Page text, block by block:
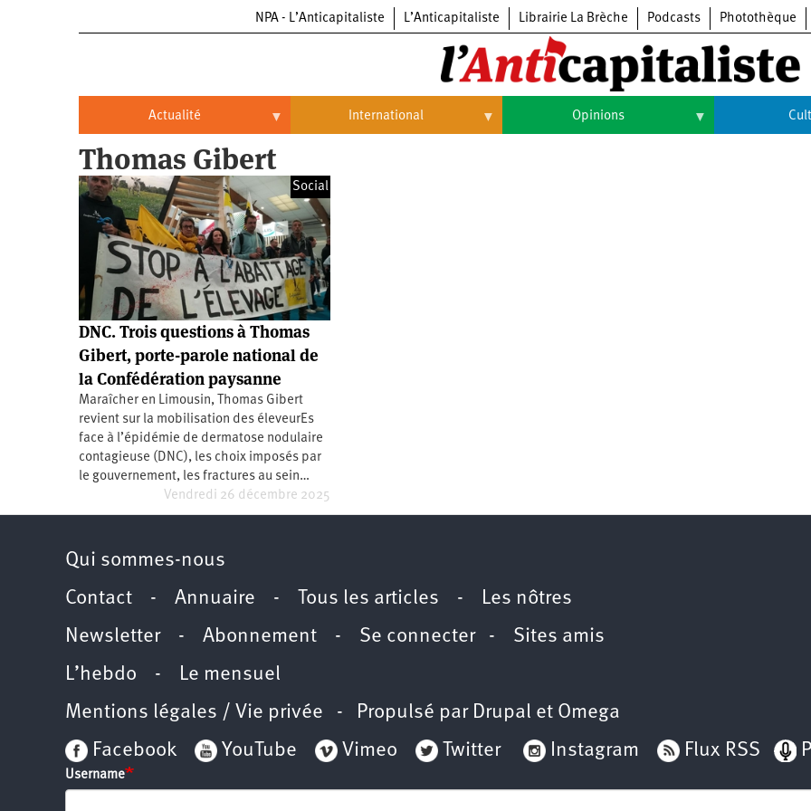
NPA - L’Anticapitaliste L’Anticapitaliste Librairie La Brèche Podcasts Photothèque
Actualité
Actualité
Politique
Entreprises
Entreprises
Automobile
Aéronautique
Commerce
Hôpitaux
SNCF
Oppressions
Oppressions
Antiracisme
Féminisme
LGBTI
Économie
Éducation
Santé
Vidéos
International
Brésil
Chine
États-
Unis
Continents
Amérique
du
Amérique
Asie
Orient
Opinions
Thomas Gibert
Social
DNC. Trois questions à Thomas
Gibert, porte-parole national de
la Confédération paysanne
Maraîcher en Limousin, Thomas Gibert
revient sur la mobilisation des éleveurEs
face à l’épidémie de dermatose nodulaire
contagieuse (DNC), les choix imposés par
le gouvernement, les fractures au sein…
Vendredi 26 décembre 2025
Qui sommes-nous
Contact - Annuaire - Tous les articles - Les nôtres
Newsletter- Abonnement - Se connecter- Sites amis
L’hebdo - Le mensuel
Mentions légales / Vie privée - Propulsé par Drupal et Omega
Facebook
YouTube Vimeo Twitter Instagram Flux RSS
Username